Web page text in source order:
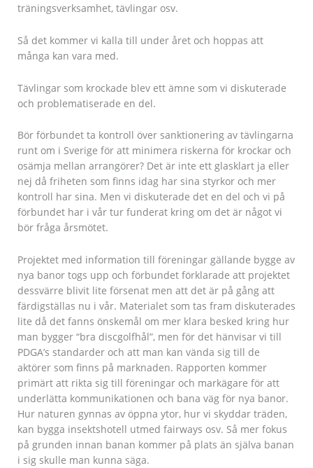
träningsverksamhet, tävlingar osv.
Så det kommer vi kalla till under året och hoppas att
många kan vara med.
Tävlingar som krockade blev ett ämne som vi diskuterade
och problematiserade en del.
Bör förbundet ta kontroll över sanktionering av tävlingarna
runt om i Sverige för att minimera riskerna för krockar och
osämja mellan arrangörer? Det är inte ett glasklart ja eller
nej då friheten som finns idag har sina styrkor och mer
kontroll har sina. Men vi diskuterade det en del och vi på
förbundet har i vår tur funderat kring om det är något vi
bör fråga årsmötet.
Projektet med information till föreningar gällande bygge av
nya banor togs upp och förbundet förklarade att projektet
dessvärre blivit lite försenat men att det är på gång att
färdigställas nu i vår. Materialet som tas fram diskuterades
lite då det fanns önskemål om mer klara besked kring hur
man bygger “bra discgolfhål”, men för det hänvisar vi till
PDGA’s standarder och att man kan vända sig till de
aktörer som finns på marknaden. Rapporten kommer
primärt att rikta sig till föreningar och markägare för att
underlätta kommunikationen och bana väg för nya banor.
Hur naturen gynnas av öppna ytor, hur vi skyddar träden,
kan bygga insektshotell utmed fairways osv. Så mer fokus
på grunden innan banan kommer på plats än själva banan
i sig skulle man kunna säga.